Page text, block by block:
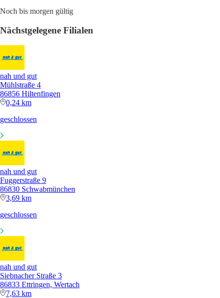
Noch bis morgen gültig
Nächstgelegene Filialen
nah und gut
Mühlstraße 4
86856 Hiltenfingen
0,24 km
geschlossen
nah und gut
Fuggerstraße 9
86830 Schwabmünchen
3,69 km
geschlossen
nah und gut
Siebnacher Straße 3
86833 Ettringen, Wertach
7,63 km